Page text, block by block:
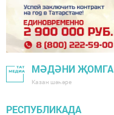
МӘДӘНИ ҖОМГА
Казан шәһәре
РЕСПУБЛИКАДА